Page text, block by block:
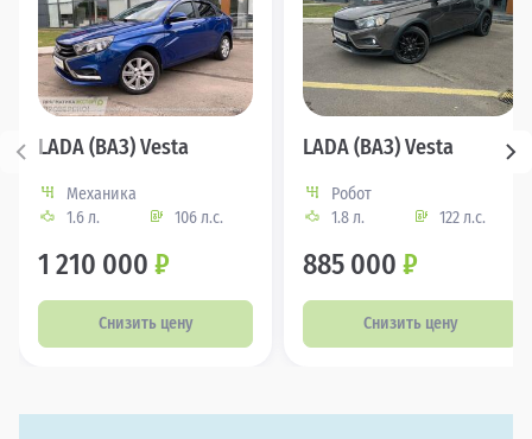
LADA (ВАЗ) Vesta
Механика
1.6 л.
106 л.с.
1 210 000 ₽
Снизить цену
LADA (ВАЗ) Vesta
Робот
1.8 л.
122 л.с.
885 000 ₽
Снизить цену